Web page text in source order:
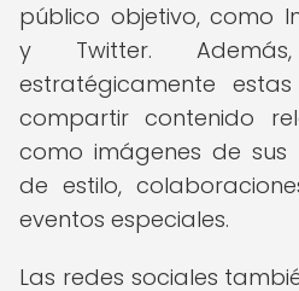
público objetivo, como
y Twitter.
estratégicamente
compartir contenido
como imágenes de sus
de estilo,
eventos especiales.
Las redes sociales